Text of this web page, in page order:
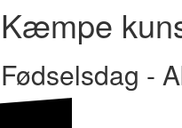
Kæmpe
Fødselsdag -